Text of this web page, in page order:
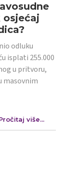
osjećaj
odluku
isplati 255.000
u pritvoru,
masovnim
više...